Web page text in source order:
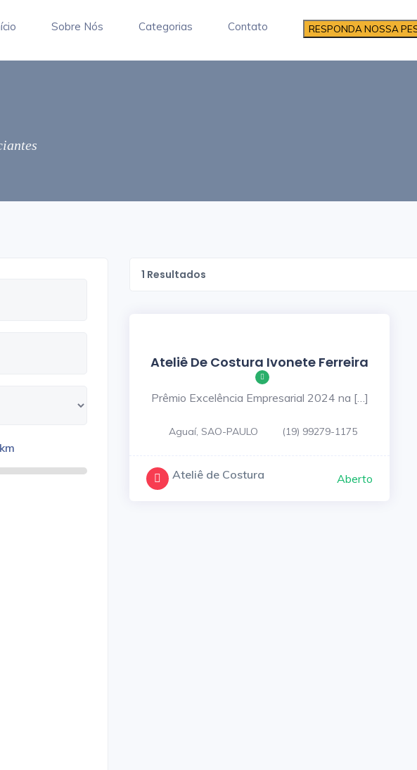
Sobre Nós Categorias Contato RESPONDA NOSSA
km
1 Resultados
Ateliê De Costura Ivonete Ferreira
Prêmio Excelência Empresarial 2024 na […]
Aguaí, SAO-PAULO (19) 99279-1175
Ateliê de Costura Aberto